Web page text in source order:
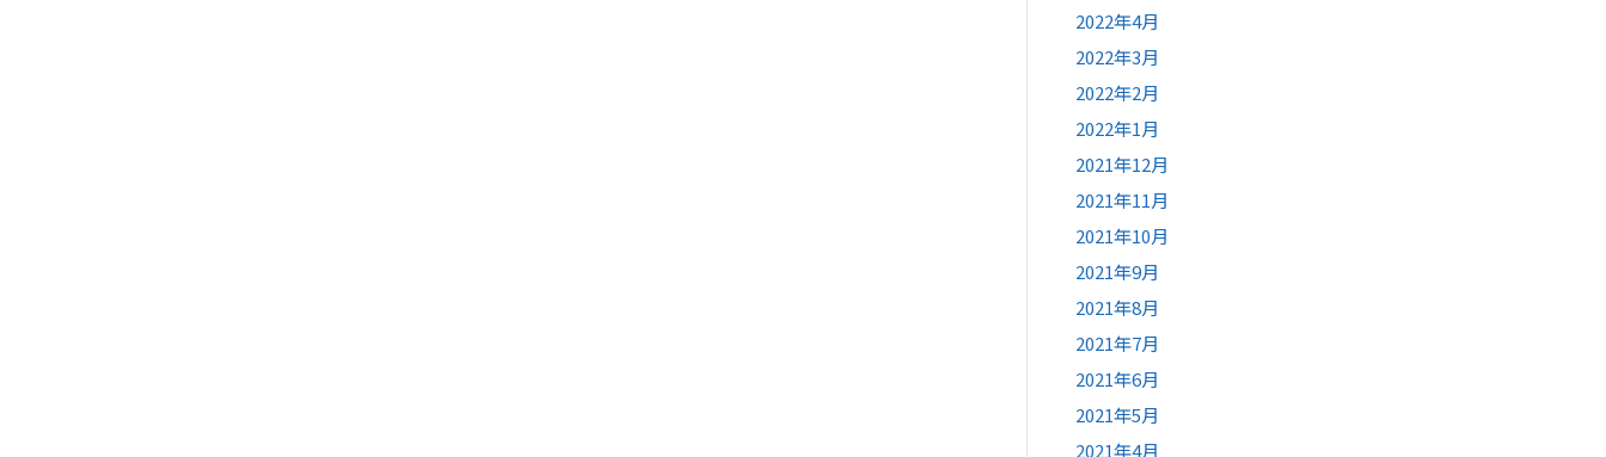
2022年4月
2022年3月
2022年2月
2022年1月
2021年12月
2021年11月
2021年10月
2021年9月
2021年8月
2021年7月
2021年6月
2021年5月
2021年4月